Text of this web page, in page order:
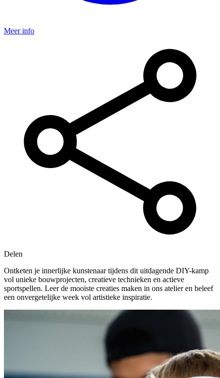
Meer info
Delen
Ontketen je innerlijke kunstenaar tijdens dit uitdagende DIY-kamp
vol unieke bouwprojecten, creatieve technieken en actieve
sportspellen. Leer de mooiste creaties maken in ons atelier en beleef
een onvergetelijke week vol artistieke inspiratie.